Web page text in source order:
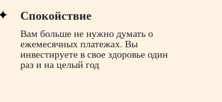
Спокойствие
Вам больше не нужно думать о
ежемесячных платежах. Вы
инвестируете в свое здоровье один
раз и на целый год
ВЫ:
питанием так, чтобы
переедания, стресса
осанку